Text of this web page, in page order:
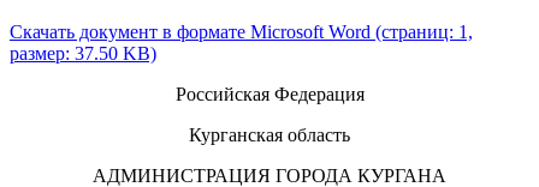
Скачать документ в формате Microsoft Word (страниц: 1,
размер: 37.50 KB)
Российская Федерация
Курганская область
АДМИНИСТРАЦИЯ ГОРОДА КУРГАНА